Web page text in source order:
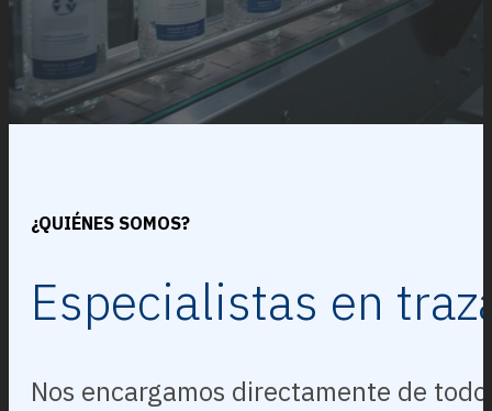
¿QUIÉNES SOMOS?
Especialistas en
Nos encargamos directamente de